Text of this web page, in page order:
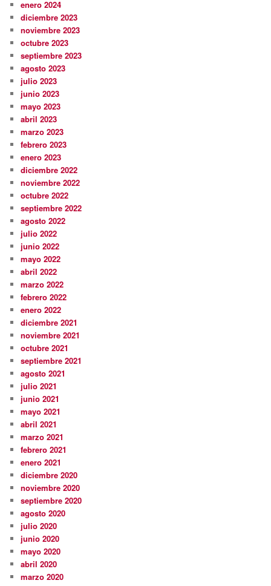
enero 2024
diciembre 2023
noviembre 2023
octubre 2023
septiembre 2023
agosto 2023
julio 2023
junio 2023
mayo 2023
abril 2023
marzo 2023
febrero 2023
enero 2023
diciembre 2022
noviembre 2022
octubre 2022
septiembre 2022
agosto 2022
julio 2022
junio 2022
mayo 2022
abril 2022
marzo 2022
febrero 2022
enero 2022
diciembre 2021
noviembre 2021
octubre 2021
septiembre 2021
agosto 2021
julio 2021
junio 2021
mayo 2021
abril 2021
marzo 2021
febrero 2021
enero 2021
diciembre 2020
noviembre 2020
septiembre 2020
agosto 2020
julio 2020
junio 2020
mayo 2020
abril 2020
marzo 2020